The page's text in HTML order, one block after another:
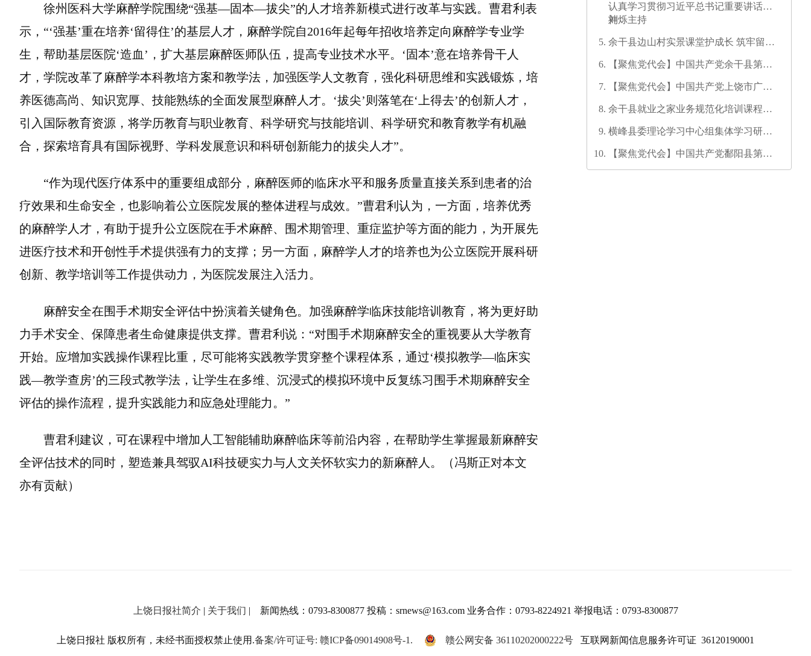
徐州医科大学麻醉学院围绕“强基—固本—拔尖”的人才培养新模式进行改革与实践。曹君利表
示，“‘强基’重在培养‘留得住’的基层人才，麻醉学院自2016年起每年招收培养定向麻醉学专业学
生，帮助基层医院‘造血’，扩大基层麻醉医师队伍，提高专业技术水平。‘固本’意在培养骨干人
才，学院改革了麻醉学本科教培方案和教学法，加强医学人文教育，强化科研思维和实践锻炼，培
养医德高尚、知识宽厚、技能熟练的全面发展型麻醉人才。‘拔尖’则落笔在‘上得去’的创新人才，
引入国际教育资源，将学历教育与职业教育、科学研究与技能培训、科学研究和教育教学有机融
合，探索培育具有国际视野、学科发展意识和科研创新能力的拔尖人才”。
“作为现代医疗体系中的重要组成部分，麻醉医师的临床水平和服务质量直接关系到患者的治
疗效果和生命安全，也影响着公立医院发展的整体进程与成效。”曹君利认为，一方面，培养优秀
的麻醉学人才，有助于提升公立医院在手术麻醉、围术期管理、重症监护等方面的能力，为开展先
进医疗技术和开创性手术提供强有力的支撑；另一方面，麻醉学人才的培养也为公立医院开展科研
创新、教学培训等工作提供动力，为医院发展注入活力。
麻醉安全在围手术期安全评估中扮演着关键角色。加强麻醉学临床技能培训教育，将为更好助
力手术安全、保障患者生命健康提供支撑。曹君利说：“对围手术期麻醉安全的重视要从大学教育
开始。应增加实践操作课程比重，尽可能将实践教学贯穿整个课程体系，通过‘模拟教学—临床实
践—教学查房’的三段式教学法，让学生在多维、沉浸式的模拟环境中反复练习围手术期麻醉安全
评估的操作流程，提升实践能力和应急处理能力。”
曹君利建议，可在课程中增加人工智能辅助麻醉临床等前沿内容，在帮助学生掌握最新麻醉安
全评估技术的同时，塑造兼具驾驭AI科技硬实力与人文关怀软实力的新麻醉人。（冯斯正对本文
亦有贡献）
认真学习贯彻习近平总书记重要讲话精
神
刘烁主持
余干县边山村实景课堂护成长 筑牢留守
【聚焦党代会】中国共产党余干县第十
【聚焦党代会】中国共产党上饶市广信
余干县就业之家业务规范化培训课程开
横峰县委理论学习中心组集体学习研讨
【聚焦党代会】中国共产党鄱阳县第十
上饶日报社简介 | 关于我们 | 新闻热线：0793-8300877 投稿：srnews@163.com 业务合作：0793-8224921 举报电话：0793-8300877
上饶日报社 版权所有，未经书面授权禁止使用.备案/许可证号: 赣ICP备09014908号-1. 赣公网安备 36110202000222号 互联网新闻信息服务许可证 36120190001